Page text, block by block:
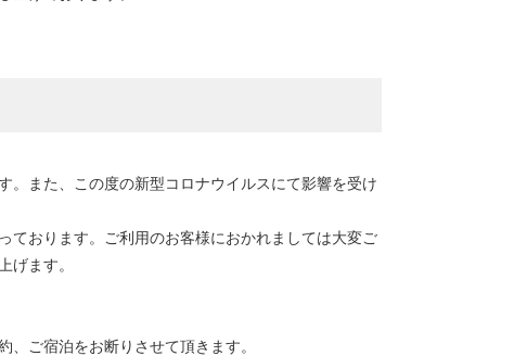
。また、この度の新型コロナウイルスにて影響を受け
ております。ご利用のお客様におかれましては大変ご
げます。
、ご宿泊をお断りさせて頂きます。